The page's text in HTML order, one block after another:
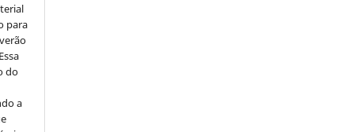
para
do
a